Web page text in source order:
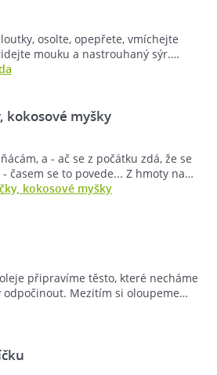
osolte, opepřete, vmíchejte
mouku a nastrouhaný sýr.…
kokosové myšky
a - ač se z počátku zdá, že se
časem se to povede... Z hmoty na…
kokosové myšky
připravíme těsto, které necháme
Mezitím si oloupeme…